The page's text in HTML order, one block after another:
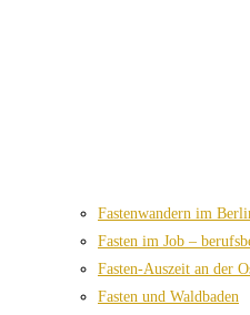
Fastenwandern im
Fasten im Job –
Fasten-Auszeit an der
Fasten und Waldbaden